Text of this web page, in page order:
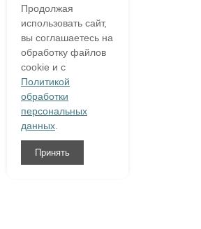
Продолжая
использовать сайт,
вы соглашаетесь на
обработку файлов
cookie и с
Политикой
обработки
персональных
данных
Принять